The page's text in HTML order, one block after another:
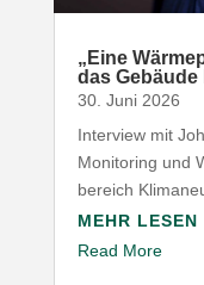
„ Eine
das Gebäude
30. Juni 2026
Interview mit
Moni­toring und
be­reich
MEHR LESEN
Read More